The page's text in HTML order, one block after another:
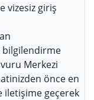
vizesiz giriş
bilgilendirme
Merkezi
önce en
iletişime geçerek